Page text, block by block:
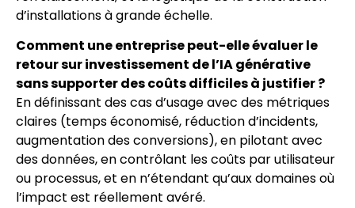
d’installations à grande échelle.
Comment une entreprise peut-elle évaluer le
retour sur investissement de l’IA générative
sans supporter des coûts difficiles à justifier ?
En définissant des cas d’usage avec des métriques
claires (temps économisé, réduction d’incidents,
augmentation des conversions), en pilotant avec
des données, en contrôlant les coûts par utilisateur
ou processus, et en n’étendant qu’aux domaines où
l’impact est réellement avéré.